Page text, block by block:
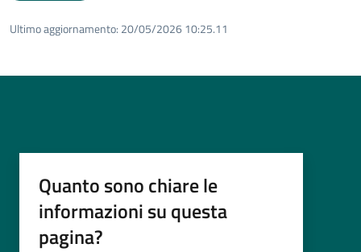
Ultimo aggiornamento: 20/05/2026 10:25.11
Quanto sono chiare le
informazioni su questa
pagina?